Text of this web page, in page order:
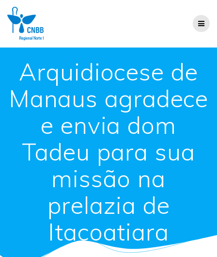
Arquidiocese de
Manaus agradece
e envia dom
Tadeu para sua
missão na
prelazia de
Itacoatiara